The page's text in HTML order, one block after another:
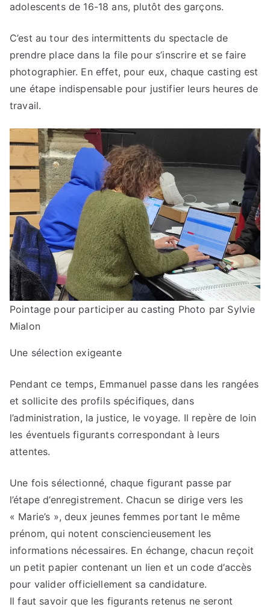
adolescents de 16-18 ans, plutôt des garçons.
C’est au tour des intermittents du spectacle de
prendre place dans la file pour s’inscrire et se faire
photographier. En effet, pour eux, chaque casting est
une étape indispensable pour justifier leurs heures de
travail.
Pointage pour participer au casting Photo par Sylvie
Mialon
Une sélection exigeante
Pendant ce temps, Emmanuel passe dans les rangées
et sollicite des profils spécifiques, dans
l’administration, la justice, le voyage. Il repère de loin
les éventuels figurants correspondant à leurs
attentes.
Une fois sélectionné, chaque figurant passe par
l’étape d’enregistrement. Chacun se dirige vers les
« Marie’s », deux jeunes femmes portant le même
prénom, qui notent consciencieusement les
informations nécessaires. En échange, chacun reçoit
un petit papier contenant un lien et un code d’accès
pour valider officiellement sa candidature.
Il faut savoir que les figurants retenus ne seront